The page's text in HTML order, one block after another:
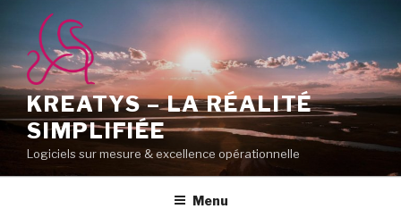
contenu
principal
KREATYS – LA RÉALITÉ
SIMPLIFIÉE
Logiciels sur mesure & excellence opérationnelle
Menu